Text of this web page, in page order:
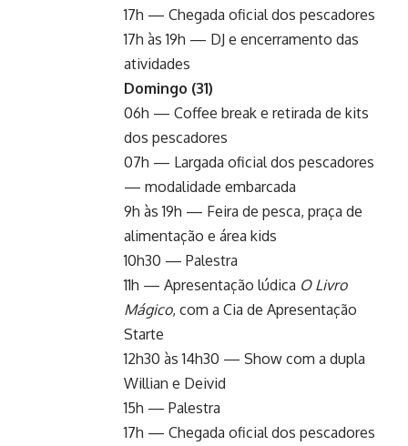
17h — Chegada oficial dos pescadores
17h às 19h — DJ e encerramento das
atividades
Domingo (31)
06h — Coffee break e retirada de kits
dos pescadores
07h — Largada oficial dos pescadores
— modalidade embarcada
9h às 19h — Feira de pesca, praça de
alimentação e área kids
10h30 — Palestra
11h — Apresentação lúdica O Livro
Mágico, com a Cia de Apresentação
Starte
12h30 às 14h30 — Show com a dupla
Willian e Deivid
15h — Palestra
17h — Chegada oficial dos pescadores